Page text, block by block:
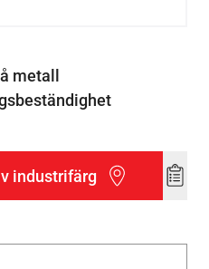
metall
industrifärg
Add